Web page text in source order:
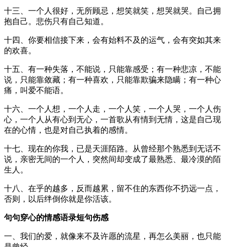
十三、一个人很好，无所顾忌，想笑就笑，想哭就哭。自己拥
抱自己。悲伤只有自己知道。
十四、你要相信接下来，会有始料不及的运气，会有突如其来
的欢喜。
十五、有一种失落，不能说，只能靠感受；有一种悲凉，不能
说，只能靠敛藏；有一种喜欢，只能靠欺骗来隐瞒；有一种心
痛，叫爱不能语。
十六、一个人想，一个人走，一个人笑，一个人哭，一个人伤
心，一个人从有心到无心，一首歌从有情到无情，这是自己现
在的心情，也是对自己执着的感情。
十七、现在的你我，已是天涯陌路。从曾经那个熟悉到无话不
说，亲密无间的一个人，突然间却变成了最熟悉、最冷漠的陌
生人。
十八、在乎的越多，反而越累，留不住的东西你不扔远一点，
否则，以后绊倒你就是你活该。
句句穿心的情感语录短句伤感
一、我们的爱，就像来不及许愿的流星，再怎么美丽，也只能